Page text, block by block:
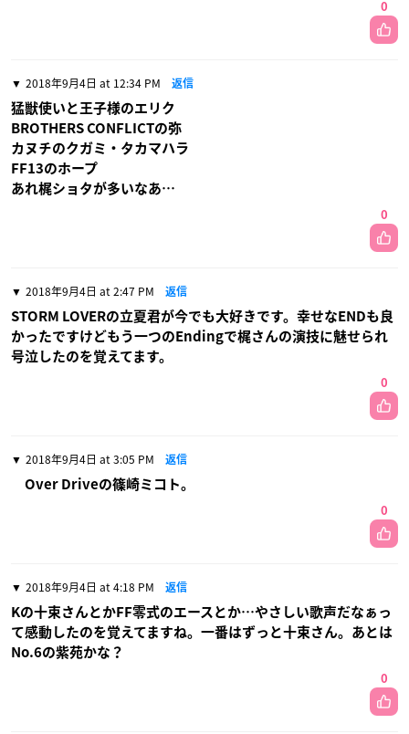
0
2018年9月4日 at 12:34 PM 返信
猛獣使いと王子様のエリク
BROTHERS CONFLICTの弥
カヌチのクガミ・タカマハラ
FF13のホープ
あれ梶ショタが多いなあ…
0
2018年9月4日 at 2:47 PM 返信
STORM LOVERの立夏君が今でも大好きです。幸せなENDも良
かったですけどもう一つのEndingで梶さんの演技に魅せられ
号泣したのを覚えてます。
0
2018年9月4日 at 3:05 PM 返信
Over Driveの篠崎ミコト。
0
2018年9月4日 at 4:18 PM 返信
Kの十束さんとかFF零式のエースとか…やさしい歌声だなぁっ
て感動したのを覚えてますね。一番はずっと十束さん。あとは
No.6の紫苑かな？
0